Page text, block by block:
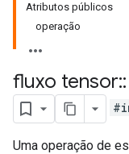
Atributos públicos
operação
fluxo tensor::
Uma operação de